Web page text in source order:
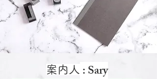
案内人 : Sary